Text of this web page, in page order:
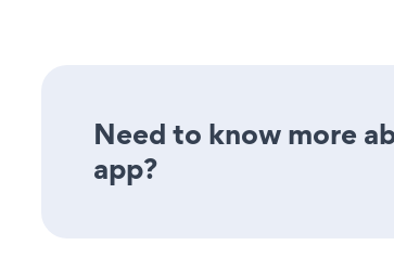
Need to know more
app?